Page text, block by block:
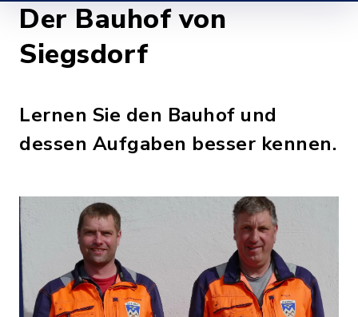
Der Bauhof von
Siegsdorf
Lernen Sie den Bauhof und
dessen Aufgaben besser kennen.